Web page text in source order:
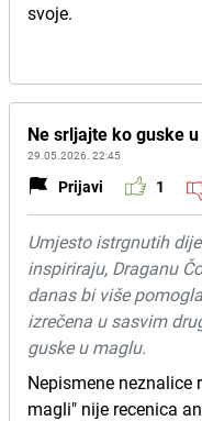
svoje.
Ne srljajte ko guske
29.05.2026. 22:45
Prijavi 1
Umjesto istrgnutih
inspiriraju, Draganu
danas bi više
izrečena u sasvim
guske u maglu.
Nepismene neznalice
magli" nije recenica